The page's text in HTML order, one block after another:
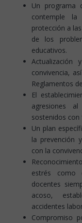
Un programa
contemple
protección a
de los
educativos.
Actualización
convivencia,
Reglamentos
El
agresiones
sostenidos con
Un plan
la prevención
con la
estrés como
docentes
acoso,
accidentes
Compromiso